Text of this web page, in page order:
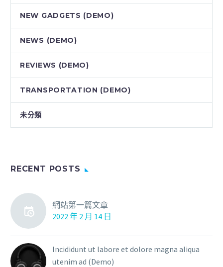
NEW GADGETS (DEMO)
NEWS (DEMO)
REVIEWS (DEMO)
TRANSPORTATION (DEMO)
未分類
RECENT POSTS
網站第一篇文章
2022 年 2 月 14 日
Incididunt ut labore et dolore magna aliqua
utenim ad (Demo)